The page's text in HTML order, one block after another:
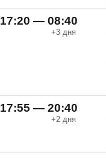
17:20 — 08:40
+3 дня
17:55 — 20:40
+2 дня